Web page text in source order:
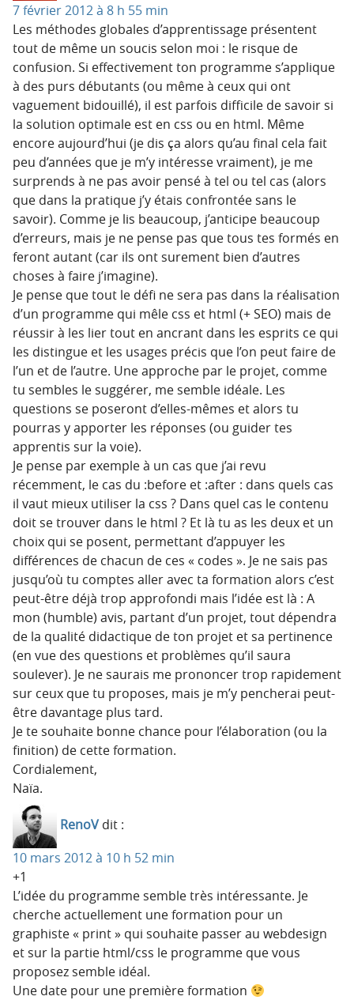
7 février 2012 à 8 h 55 min
Les méthodes globales d’apprentissage présentent
tout de même un soucis selon moi : le risque de
confusion. Si effectivement ton programme s’applique
à des purs débutants (ou même à ceux qui ont
vaguement bidouillé), il est parfois difficile de savoir si
la solution optimale est en css ou en html. Même
encore aujourd’hui (je dis ça alors qu’au final cela fait
peu d’années que je m’y intéresse vraiment), je me
surprends à ne pas avoir pensé à tel ou tel cas (alors
que dans la pratique j’y étais confrontée sans le
savoir). Comme je lis beaucoup, j’anticipe beaucoup
d’erreurs, mais je ne pense pas que tous tes formés en
feront autant (car ils ont surement bien d’autres
choses à faire j’imagine).
Je pense que tout le défi ne sera pas dans la réalisation
d’un programme qui mêle css et html (+ SEO) mais de
réussir à les lier tout en ancrant dans les esprits ce qui
les distingue et les usages précis que l’on peut faire de
l’un et de l’autre. Une approche par le projet, comme
tu sembles le suggérer, me semble idéale. Les
questions se poseront d’elles-mêmes et alors tu
pourras y apporter les réponses (ou guider tes
apprentis sur la voie).
Je pense par exemple à un cas que j’ai revu
récemment, le cas du :before et :after : dans quels cas
il vaut mieux utiliser la css ? Dans quel cas le contenu
doit se trouver dans le html ? Et là tu as les deux et un
choix qui se posent, permettant d’appuyer les
différences de chacun de ces « codes ». Je ne sais pas
jusqu’où tu comptes aller avec ta formation alors c’est
peut-être déjà trop approfondi mais l’idée est là : A
mon (humble) avis, partant d’un projet, tout dépendra
de la qualité didactique de ton projet et sa pertinence
(en vue des questions et problèmes qu’il saura
soulever). Je ne saurais me prononcer trop rapidement
sur ceux que tu proposes, mais je m’y pencherai peut-
être davantage plus tard.
Je te souhaite bonne chance pour l’élaboration (ou la
finition) de cette formation.
Cordialement,
Naïa.
RenoV dit :
10 mars 2012 à 10 h 52 min
+1
L’idée du programme semble très intéressante. Je
cherche actuellement une formation pour un
graphiste « print » qui souhaite passer au webdesign
et sur la partie html/css le programme que vous
proposez semble idéal.
Une date pour une première formation